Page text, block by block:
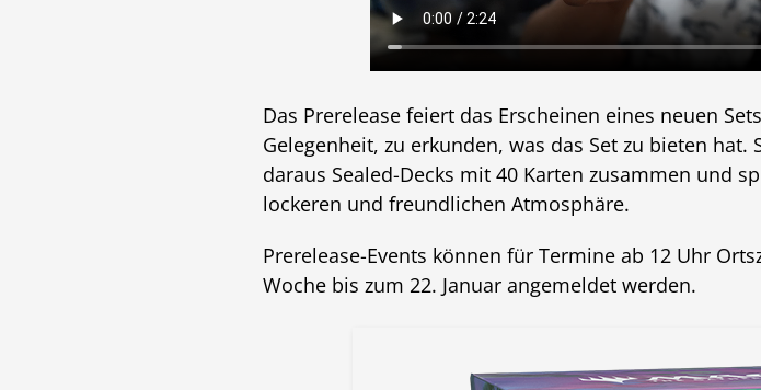
Das Prerelease feiert das Erscheinen eines neuen
Gelegenheit, zu erkunden, was das Set zu bieten
daraus Sealed-Decks mit 40 Karten zusammen und
lockeren und freundlichen Atmosphäre.
Prerelease-Events können für Termine ab 12 Uhr
Woche bis zum 22. Januar angemeldet werden.